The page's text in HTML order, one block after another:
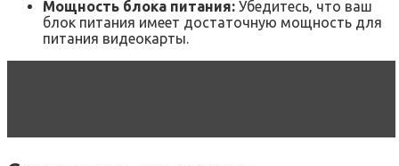
Мощность блока питания: Убедитесь‚ что ваш
блок питания имеет достаточную мощность для
питания видеокарты.